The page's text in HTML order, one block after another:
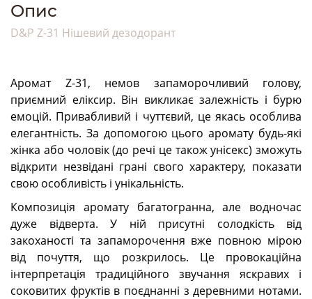
Опис
D&P Z-31 Нішевий дезодорант
Аромат Z-31, немов запаморочливий голову,
приємний еліксир. Він викликає залежність і бурю
емоцій. Привабливий і чуттєвий, це якась особлива
елегантність. За допомогою цього аромату будь-які
жінка або чоловік (до речі це також унісекс) зможуть
відкрити незвідані грані свого характеру, показати
свою особливість і унікальність.
Композиція аромату багатогранна, але водночас
дуже відверта. У ній присутні солодкість від
закоханості та запаморочення вже повною мірою
від почуття, що розкрилось. Це провокаційна
інтерпретація традиційного звучання яскравих і
соковитих фруктів в поєднанні з деревними нотами.